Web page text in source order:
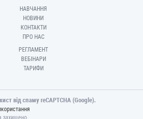
НАВЧАННЯ
НОВИНИ
КОНТАКТИ
ПРО НАС
РЕГЛАМЕНТ
ВЕБІНАРИ
ТАРИФИ
від спаму reCAPTCHA (Google).
захищено